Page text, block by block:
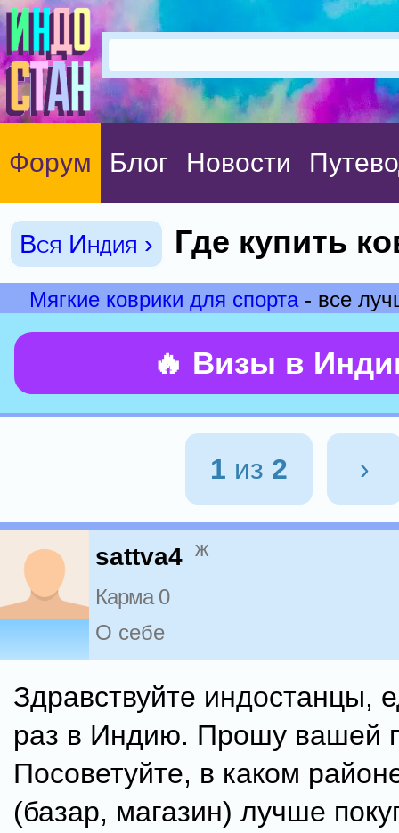
Форум Блог Новости
Вся Индия › Где купить
Мягкие коврики для спорта- все
🔥 Визы в
1 из 2 ›
sattva4 ж
Карма 0
О себе
Здравствуйте индостанцы,
раз в Индию. Прошу вашей
Посоветуйте, в каком
(базар, магазин) лучше